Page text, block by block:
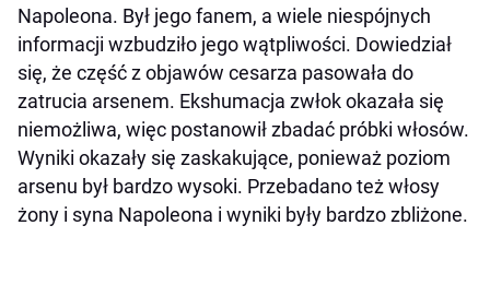
Napoleona. Był jego fanem, a wiele niespójnych
informacji wzbudziło jego wątpliwości. Dowiedział
się, że część z objawów cesarza pasowała do
zatrucia arsenem. Ekshumacja zwłok okazała się
niemożliwa, więc postanowił zbadać próbki włosów.
Wyniki okazały się zaskakujące, ponieważ poziom
arsenu był bardzo wysoki. Przebadano też włosy
żony i syna Napoleona i wyniki były bardzo zbliżone.